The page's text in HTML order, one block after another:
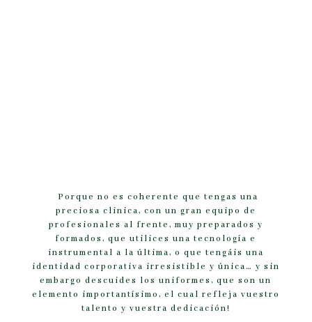
Porque no es coherente que tengas una
preciosa clinica, con un gran equipo de
profesionales al frente, muy preparados y
formados, que utilices una tecnología e
instrumental a la última, o que tengáis una
identidad corporativa irresistible y única… y sin
embargo descuides los uniformes, que son un
elemento importantísimo, el cual refleja vuestro
talento y vuestra dedicación!